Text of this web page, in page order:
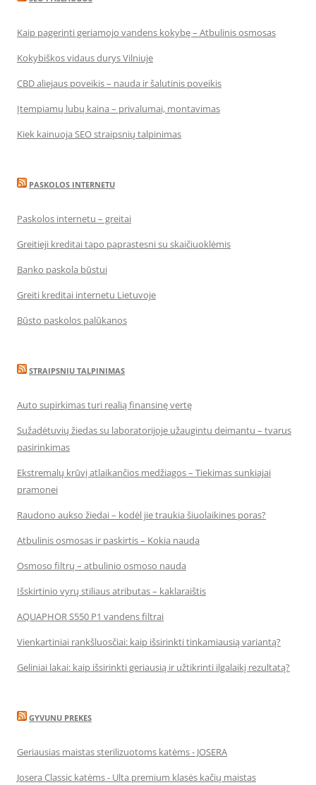
Kaip pagerinti geriamojo vandens kokybę – Atbulinis osmosas
Kokybiškos vidaus durys Vilniuje
CBD aliejaus poveikis – nauda ir šalutinis poveikis
Įtempiamų lubų kaina – privalumai, montavimas
Kiek kainuoja SEO straipsnių talpinimas
PASKOLOS INTERNETU
Paskolos internetu – greitai
Greitieji kreditai tapo paprastesni su skaičiuoklėmis
Banko paskola būstui
Greiti kreditai internetu Lietuvoje
Būsto paskolos palūkanos
STRAIPSNIU TALPINIMAS
Auto supirkimas turi realią finansinę vertę
Sužadėtuvių žiedas su laboratorijoje užaugintu deimantu – tvarus
pasirinkimas
Ekstremalų krūvį atlaikančios medžiagos – Tiekimas sunkiajai
pramonei
Raudono aukso žiedai – kodėl jie traukia šiuolaikines poras?
Atbulinis osmosas ir paskirtis – Kokia nauda
Osmoso filtrų – atbulinio osmoso nauda
Išskirtinio vyrų stiliaus atributas – kaklaraištis
AQUAPHOR S550 P1 vandens filtrai
Vienkartiniai rankšluosčiai: kaip išsirinkti tinkamiausią variantą?
Geliniai lakai: kaip išsirinkti geriausią ir užtikrinti ilgalaikį rezultatą?
GYVUNU PREKES
Geriausias maistas sterilizuotoms katėms - JOSERA
Josera Classic katėms - Ulta premium klasės kačių maistas